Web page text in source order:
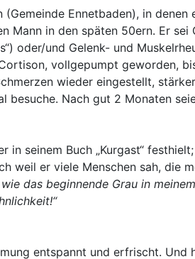
Ennetbaden), in
in den späten 50ern. Er sei
oder/und Gelenk- und
vollgepumpt geworden,
wieder eingestellt,
Nach gut 2 Monaten
in seinem Buch „Kurgast“
er viele Menschen sah, die
das beginnende Grau in
entspannt und erfrischt. Und